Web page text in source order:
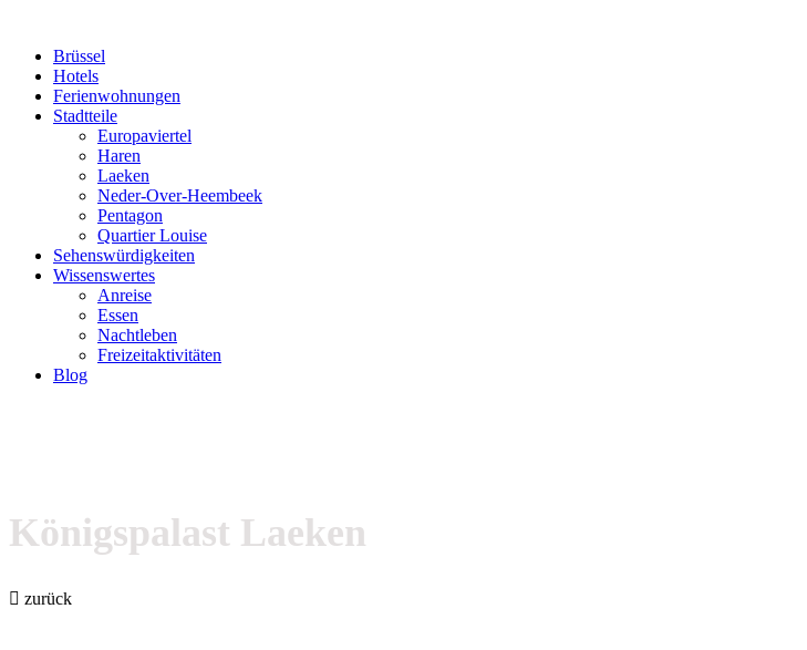
Brüssel
Hotels
Ferienwohnungen
Stadtteile
Europaviertel
Haren
Laeken
Neder-Over-Heembeek
Pentagon
Quartier Louise
Sehenswürdigkeiten
Wissenswertes
Anreise
Essen
Nachtleben
Freizeitaktivitäten
Blog
Königspalast Laeken
zurück